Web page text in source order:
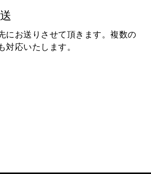
にお送りさせて頂きます。複数の
応いたします。